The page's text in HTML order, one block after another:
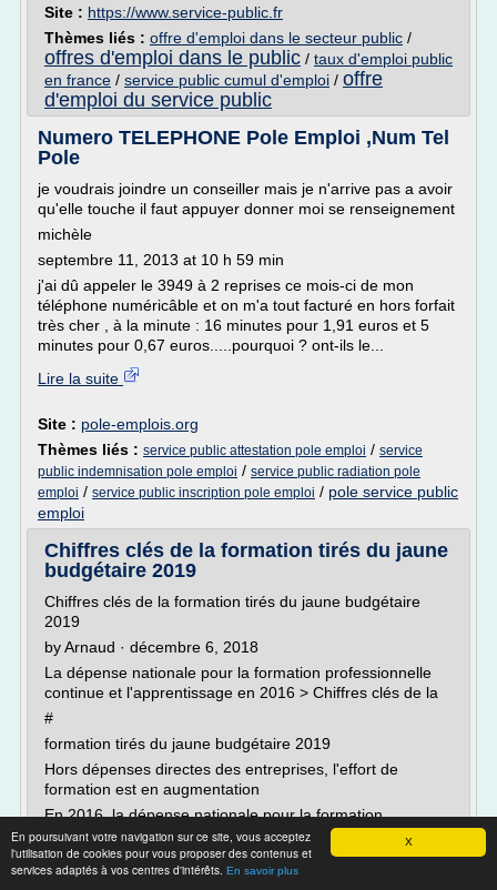
X
En poursuivant votre navigation sur ce site, vous acceptez
l'utilisation de cookies pour vous proposer des contenus et
services adaptés à vos centres d'intérêts. En savoir plus
Site : https://www.service-public.fr
Thèmes liés : offre d'emploi dans le secteur public /
offres d'emploi dans le public / taux d'emploi public
en france / service public cumul d'emploi / offre
d'emploi du service public
Numero TELEPHONE Pole Emploi ,Num Tel
Pole
je voudrais joindre un conseiller mais je n'arrive pas a avoir
qu'elle touche il faut appuyer donner moi se renseignement
michèle
septembre 11, 2013 at 10 h 59 min
j'ai dû appeler le 3949 à 2 reprises ce mois-ci de mon
téléphone numéricâble et on m'a tout facturé en hors forfait
très cher , à la minute : 16 minutes pour 1,91 euros et 5
minutes pour 0,67 euros.....pourquoi ? ont-ils le...
Lire la suite
Site : pole-emplois.org
Thèmes liés : service public attestation pole emploi / service
public indemnisation pole emploi / service public radiation pole
emploi / service public inscription pole emploi / pole service public
emploi
Chiffres clés de la formation tirés du jaune
budgétaire 2019
Chiffres clés de la formation tirés du jaune budgétaire
2019
by Arnaud · décembre 6, 2018
La dépense nationale pour la formation professionnelle
continue et l'apprentissage en 2016 > Chiffres clés de la
#
formation tirés du jaune budgétaire 2019
Hors dépenses directes des entreprises, l'effort de
formation est en augmentation
En 2016, la dépense nationale pour la formation...
Lire la suite